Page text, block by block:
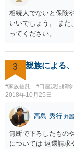
が、事前準備が早い
目に弁護士を入れら
相続人でないと保険
いいでしょう。 また
ってください。
3 親族による
#家族信託 #口座凍結解除
2018年10月25日
高島 秀行 弁
無断で下ろしたもの
については 返還請求